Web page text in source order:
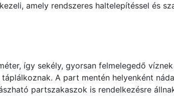
amely rendszeres haltelepítéssel és
így sekély, gyorsan felmelegedő
A part mentén helyenként
partszakaszok is rendelkezésre